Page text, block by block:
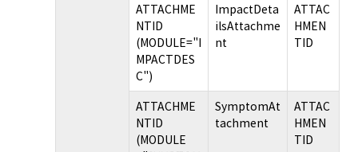
ATTACHME
NTID
(MODULE="I
MPACTDES
C")
ImpactDeta
ilsAttachme
nt
ATTAC
HMEN
TID
ATTACHME
NTID
(MODULE
SymptomAt
tachment
ATTAC
HMEN
TID